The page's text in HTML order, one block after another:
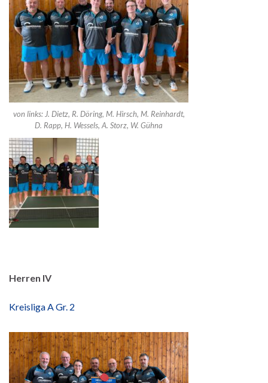
von links: J. Dietz, R. Döring, M. Hirsch, M. Reinhardt,
D. Rapp, H. Wessels, A. Storz, W. Gühna
Herren IV
Kreisliga A Gr. 2